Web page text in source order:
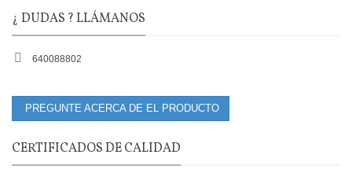
¿ DUDAS ? LLÁMANOS
640088802
PREGUNTE ACERCA DE EL PRODUCTO
CERTIFICADOS DE CALIDAD